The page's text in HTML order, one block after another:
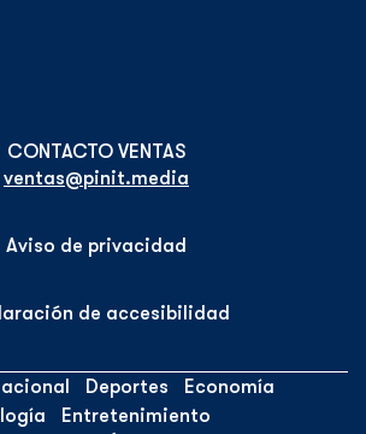
ventas@pinit.media
Aviso de privacidad
de accesibilidad
Deportes
Economía
Entretenimiento